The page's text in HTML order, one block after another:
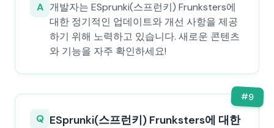
A 개발자는 ESprunki(스프런키) Frunksters에
대한 정기적인 업데이트와 개선 사항을 제공
하기 위해 노력하고 있습니다. 새로운 콘텐츠
와 기능을 자주 확인하세요!
#9
Q ESprunki(스프런키) Frunksters에 대한